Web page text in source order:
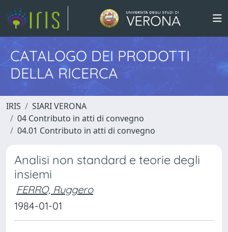
CATALOGO DEI PRODOTTI
DELLA RICERCA
IRIS
SIARI VERONA
04 Contributo in atti di convegno
04.01 Contributo in atti di convegno
Analisi non standard e teorie degli
insiemi
FERRO, Ruggero
1984-01-01